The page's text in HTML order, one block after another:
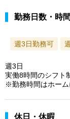
勤務日数・時間
週3日勤務可
週3日
実働8時間のシフト
※勤務時間はホーム
休日・休暇